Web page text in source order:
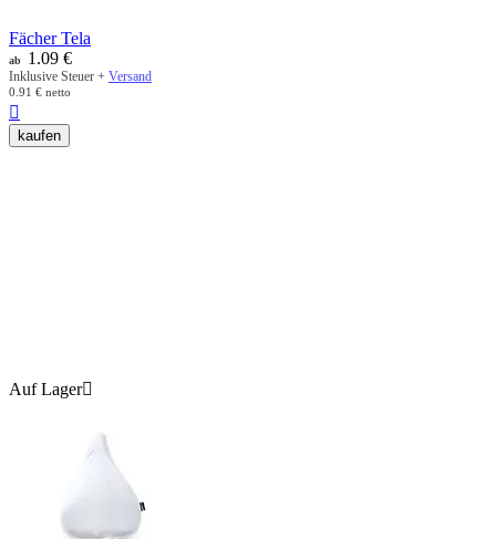
Fächer Tela
ab 1.09 €
Inklusive Steuer + Versand
0.91 € netto

kaufen
Auf Lager